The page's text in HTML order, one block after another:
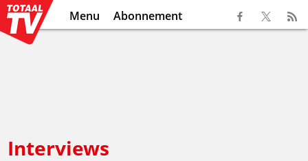
Menu Abonnement
Interviews